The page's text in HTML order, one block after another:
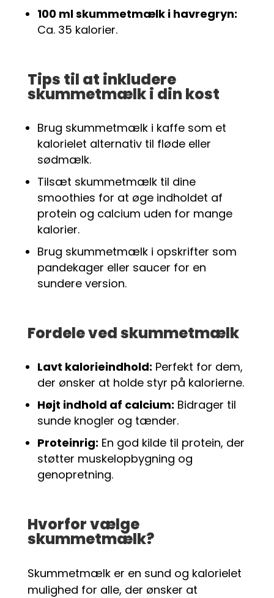
100 ml skummetmælk i havregryn:
Ca. 35 kalorier.
Tips til at inkludere
skummetmælk i din kost
Brug skummetmælk i kaffe som et
kalorielet alternativ til fløde eller
sødmælk.
Tilsæt skummetmælk til dine
smoothies for at øge indholdet af
protein og calcium uden for mange
kalorier.
Brug skummetmælk i opskrifter som
pandekager eller saucer for en
sundere version.
Fordele ved skummetmælk
Lavt kalorieindhold: Perfekt for dem,
der ønsker at holde styr på kalorierne.
Højt indhold af calcium: Bidrager til
sunde knogler og tænder.
Proteinrig: En god kilde til protein, der
støtter muskelopbygning og
genopretning.
Hvorfor vælge
skummetmælk?
Skummetmælk er en sund og kalorielet
mulighed for alle, der ønsker at